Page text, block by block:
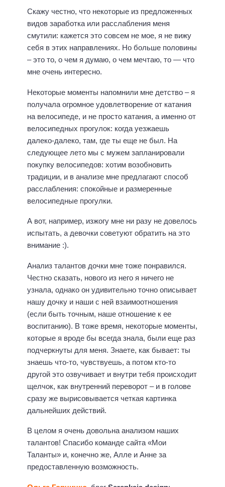
Скажу честно, что некоторые из предложенных
видов заработка или расслабления меня
смутили: кажется это совсем не мое, я не вижу
себя в этих направлениях. Но больше половины
– это то, о чем я думаю, о чем мечтаю, то — что
мне очень интересно.
Некоторые моменты напомнили мне детство – я
получала огромное удовлетворение от катания
на велосипеде, и не просто катания, а именно от
велосипедных прогулок: когда уезжаешь
далеко-далеко, там, где ты еще не был. На
следующее лето мы с мужем запланировали
покупку велосипедов: хотим возобновить
традиции, и в анализе мне предлагают способ
расслабления: спокойные и размеренные
велосипедные прогулки.
А вот, например, изжогу мне ни разу не довелось
испытать, а девочки советуют обратить на это
внимание :).
Анализ талантов дочки мне тоже понравился.
Честно сказать, нового из него я ничего не
узнала, однако он удивительно точно описывает
нашу дочку и наши с ней взаимоотношения
(если быть точным, наше отношение к ее
воспитанию). В тоже время, некоторые моменты,
которые я вроде бы всегда знала, были еще раз
подчеркнуты для меня. Знаете, как бывает: ты
знаешь что-то, чувствуешь, а потом кто-то
другой это озвучивает и внутри тебя происходит
щелчок, как внутренний переворот – и в голове
сразу же вырисовывается четкая картинка
дальнейших действий.
В целом я очень довольна анализом наших
талантов! Спасибо команде сайта «Мои
Таланты» и, конечно же, Алле и Анне за
предоставленную возможность.